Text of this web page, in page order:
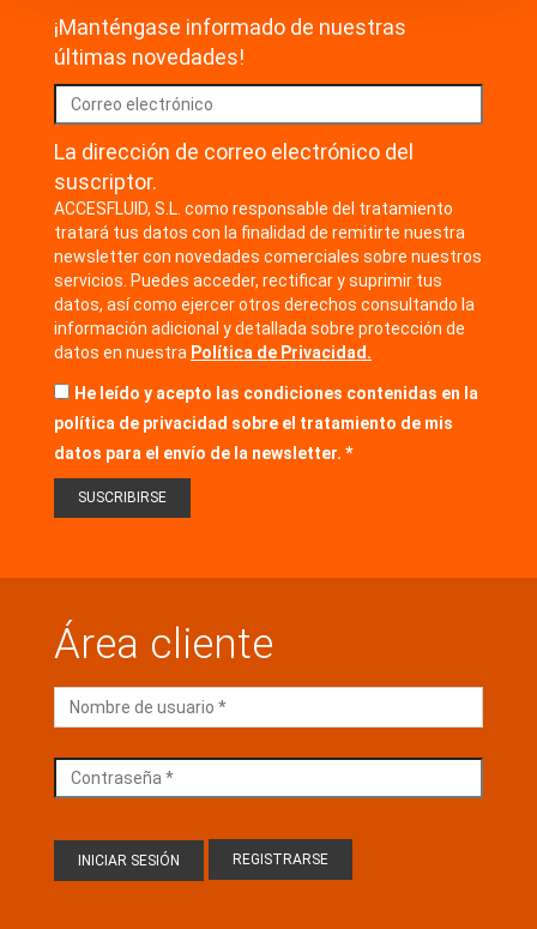
¡Manténgase informado de nuestras
últimas novedades!
La dirección de correo electrónico del
suscriptor.
ACCESFLUID, S.L. como responsable del tratamiento
tratará tus datos con la finalidad de remitirte nuestra
newsletter con novedades comerciales sobre nuestros
servicios. Puedes acceder, rectificar y suprimir tus
datos, así como ejercer otros derechos consultando la
información adicional y detallada sobre protección de
datos en nuestra Política de Privacidad.
He leído y acepto las condiciones contenidas en la
política de privacidad sobre el tratamiento de mis
datos para el envío de la newsletter.
Área cliente
REGISTRARSE